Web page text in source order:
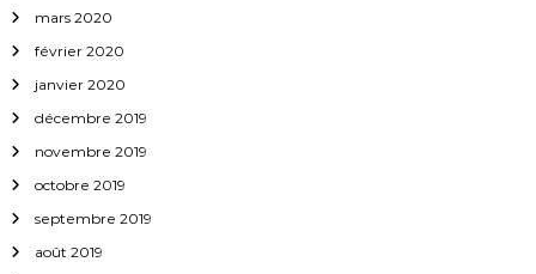
mars 2020
février 2020
janvier 2020
décembre 2019
novembre 2019
octobre 2019
septembre 2019
août 2019